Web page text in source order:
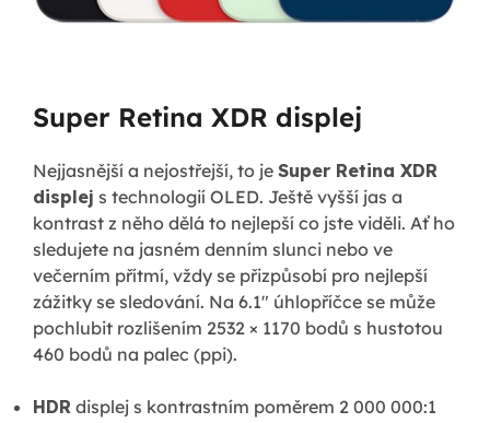
Super Retina XDR displej
Nejjasnější a nejostřejší, to je Super Retina XDR
displej s technologií OLED. Ještě vyšší jas a
kontrast z něho dělá to nejlepší co jste viděli. Ať ho
sledujete na jasném denním slunci nebo ve
večerním přítmí, vždy se přizpůsobí pro nejlepší
zážitky se sledování. Na 6.1" úhlopříčce se může
pochlubit rozlišením 2532 × 1170 bodů s hustotou
460 bodů na palec (ppi).
HDR displej s kontrastním poměrem 2 000 000:1